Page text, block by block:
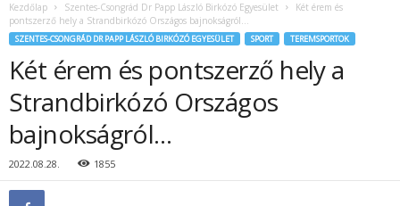
Kezdőlap Szentes-Csongrád Dr Papp László Birkózó Egyesület
Két érem és
pontszerző hely a Strandbirkózó Országos bajnokságról…
SZENTES-CSONGRÁD DR PAPP LÁSZLÓ BIRKÓZÓ EGYESÜLET SPORT TEREMSPORTOK
Két érem és pontszerző hely a
Strandbirkózó Országos
bajnokságról…
2022.08.28. 1855